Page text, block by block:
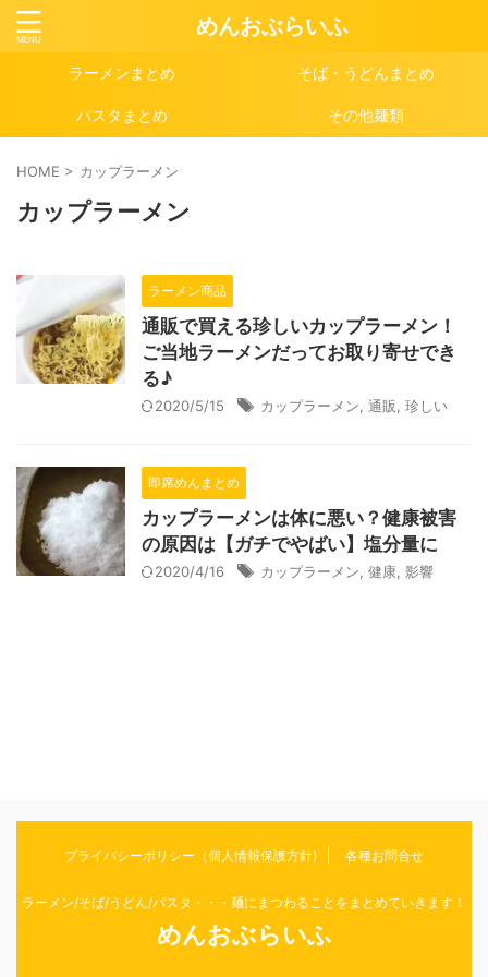
めんおぶらいふ
ラーメンまとめ そば・うどんまとめ
パスタまとめ その他麺類
HOME > カップラーメン
カップラーメン
ラーメン商品
通販で買える珍しいカップラーメン！
ご当地ラーメンだってお取り寄せでき
る♪
2020/5/15 カップラーメン 通販 珍しい
即席めんまとめ
カップラーメンは体に悪い？健康被害
の原因は【ガチでやばい】塩分量に
2020/4/16 カップラーメン 健康 影響
プライバシーポリシー（個人情報保護方針) 各種お問合せ
ラーメン/そば/うどん/パスタ・・・麺にまつわることをまとめていきます！
めんおぶらいふ